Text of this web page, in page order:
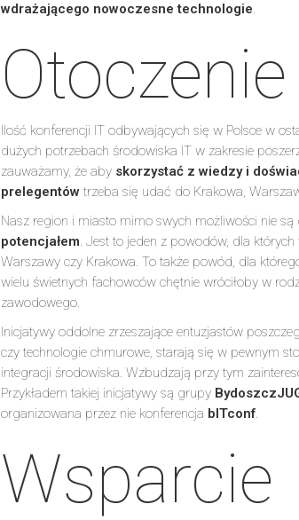
wdrażającego nowoczesne technologie.
Otoczenie
Ilość konferencji IT odbywających się w Polsce w
dużych potrzebach środowiska IT w zakresie
zauważamy, że aby skorzystać z wiedzy i
prelegentów trzeba się udać do Krakowa,
Nasz region i miasto mimo swych możliwości nie
potencjałem. Jest to jeden z powodów, dla
Warszawy czy Krakowa. To także powód, dla
wielu świetnych fachowców chętnie wróciłoby w
zawodowego.
Inicjatywy oddolne zrzeszające entuzjastów
czy technologie chmurowe, starają się w pewnym
integracji środowiska. Wzbudzają przy tym
Przykładem takiej inicjatywy są grupy
organizowana przez nie konferencja bITconf.
Wsparcie